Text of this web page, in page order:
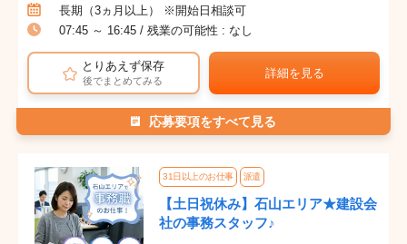
長期（3ヵ月以上） ※開始日相談可
07:45 ～ 16:45 / 残業の可能性 : なし
とりあえず保存
後でまとめてみる
詳細を見る
応募要項をすべて見る
31日以上のお仕事 派遣
【土日祝休み】石山エリア★建設会
社の事務スタッフ♪